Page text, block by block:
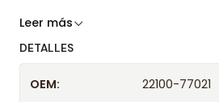
Somos especialistas en
Leer más
DETALLES
OEM: 22100-77021